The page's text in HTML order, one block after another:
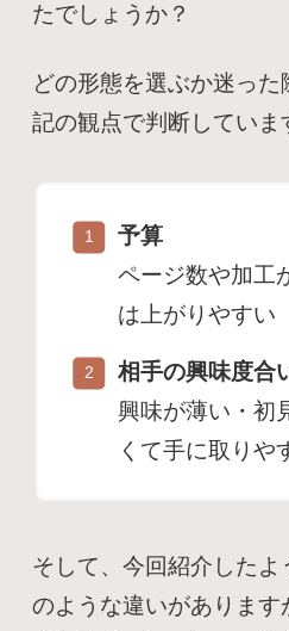
たでしょうか？
どの形態を選ぶか迷っ
記の観点で判断していま
予算
ページ数や加工
は上がりやすい
相手の興味度合
興味が薄い・初
くて手に取りや
そして、今回紹介したよ
のような違いがあります